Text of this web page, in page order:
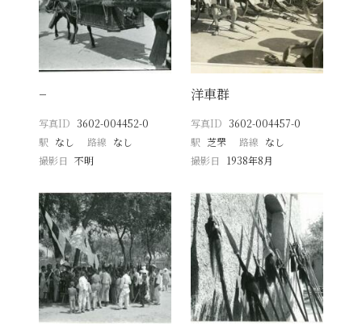
−
写真ID 3602-004452-0
駅 なし 路線 なし
撮影日
不明
洋車群
写真ID 3602-004457-0
駅 芝罘 路線 なし
撮影日
1938年8月